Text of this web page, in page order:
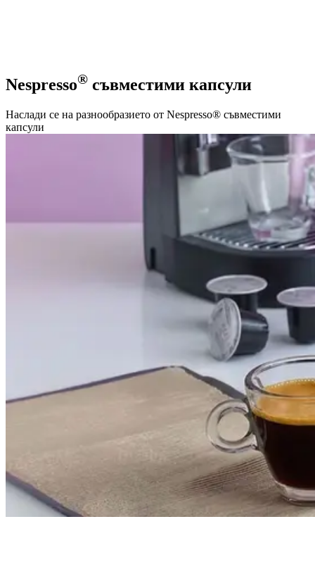
Nespresso® съвместими капсули
Наслади се на разнообразието от Nespresso® съвместими
капсули